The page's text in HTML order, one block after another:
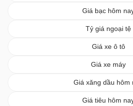
Giá bạc hôm
Tỷ giá ngoại tệ
Giá xe ô tô
Giá xe máy
Giá xăng dầu hôm
Giá tiêu hôm